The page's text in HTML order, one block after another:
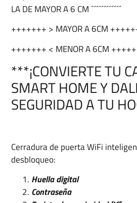
LA DE MAYOR A 6 CM ´´´´´´´´´´´´
+++++++ > MAYOR A 6CM
+++++++ < MENOR A 6CM
***¡CONVIERTE TU
SMART HOME Y
SEGURIDAD A TU
Cerradura de puerta WiFi
desbloqueo:
Huella digital
Contraseña